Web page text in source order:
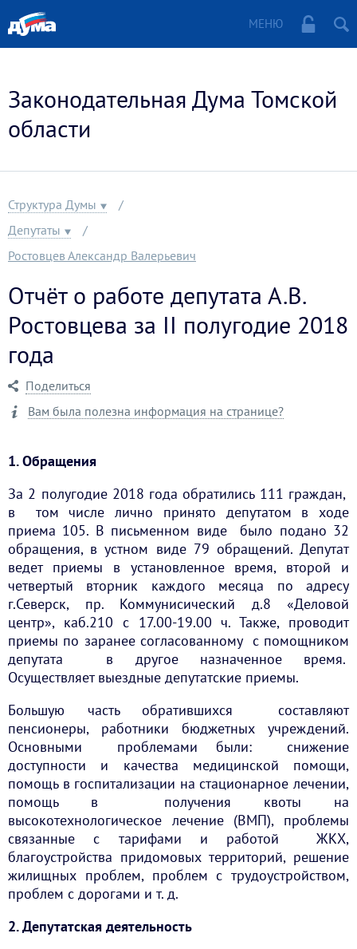
МЕНЮ
Законодательная Дума Томской
области
Структура Думы
Депутаты
Ростовцев Александр Валерьевич
Отчёт о работе депутата А.В.
Ростовцева за II полугодие 2018
года
Поделиться
Вам была полезна информация на странице?
1. Обращения
За 2 полугодие 2018 года обратились 111 граждан,
в том числе лично принято депутатом в ходе
приема 105. В письменном виде было подано 32
обращения, в устном виде 79 обращений. Депутат
ведет приемы в установленное время, второй и
четвертый вторник каждого месяца по адресу
г.Северск, пр. Коммунисический д.8 «Деловой
центр», каб.210 с 17.00-19.00 ч. Также, проводит
приемы по заранее согласованному с помощником
депутата в другое назначенное время.
Осуществляет выездные депутатские приемы.
Большую часть обратившихся составляют
пенсионеры, работники бюджетных учреждений.
Основными проблемами были: снижение
доступности и качества медицинской помощи,
помощь в госпитализации на стационарное лечении,
помощь в получения квоты на
высокотехнологическое лечение (ВМП), проблемы
связанные с тарифами и работой ЖКХ,
благоустройства придомовых территорий, решение
жилищных проблем, проблем с трудоустройством,
проблем с дорогами и т. д.
2. Депутатская деятельность